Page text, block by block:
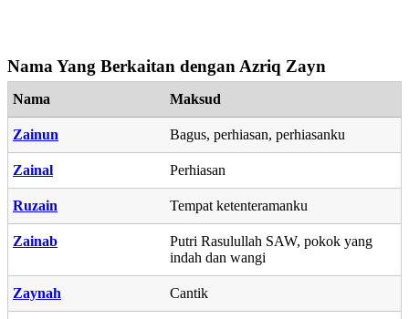
Nama Yang Berkaitan dengan Azriq Zayn
Nama Maksud
Zainun Bagus, perhiasan, perhiasanku
Zainal Perhiasan
Ruzain Tempat ketenteramanku
Zainab
Putri Rasulullah SAW, pokok yang
indah dan wangi
Zaynah Cantik